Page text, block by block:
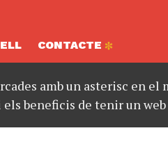
CONTACTE
amb un asterisc en el
beneficis de tenir un